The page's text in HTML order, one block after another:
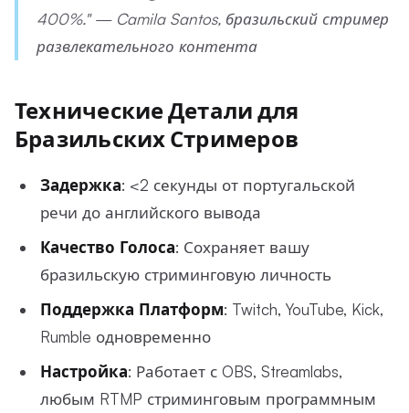
400%." — Camila Santos, бразильский стример
развлекательного контента
Технические Детали для
Бразильских Стримеров
Задержка: <2 секунды от португальской
речи до английского вывода
Качество Голоса: Сохраняет вашу
бразильскую стриминговую личность
Поддержка Платформ: Twitch, YouTube, Kick,
Rumble одновременно
Настройка: Работает с OBS, Streamlabs,
любым RTMP стриминговым программным